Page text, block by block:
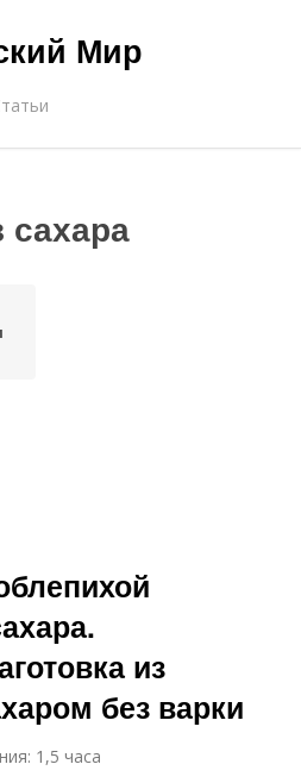
Мир
сахара
из
без варки
1,5 часа